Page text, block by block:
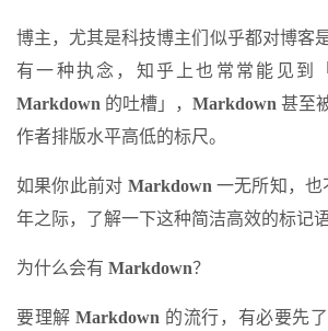
博主，尤其是科技博主们似乎都对博客
有一种执念，知乎上也常常能见到
Markdown 的吐槽」， Markdown 甚至
作者排版水平高低的标尺。
如果你此前对 Markdown 一无所知，也
年之际，了解一下这种简洁高效的标记语
为什么会有 Markdown？
要理解Markdown 的流行，有必要先